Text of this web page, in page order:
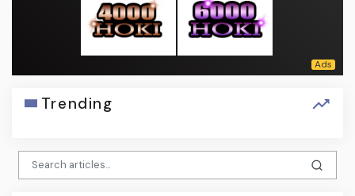
Trending